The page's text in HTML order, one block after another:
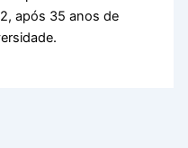
após 35 anos de